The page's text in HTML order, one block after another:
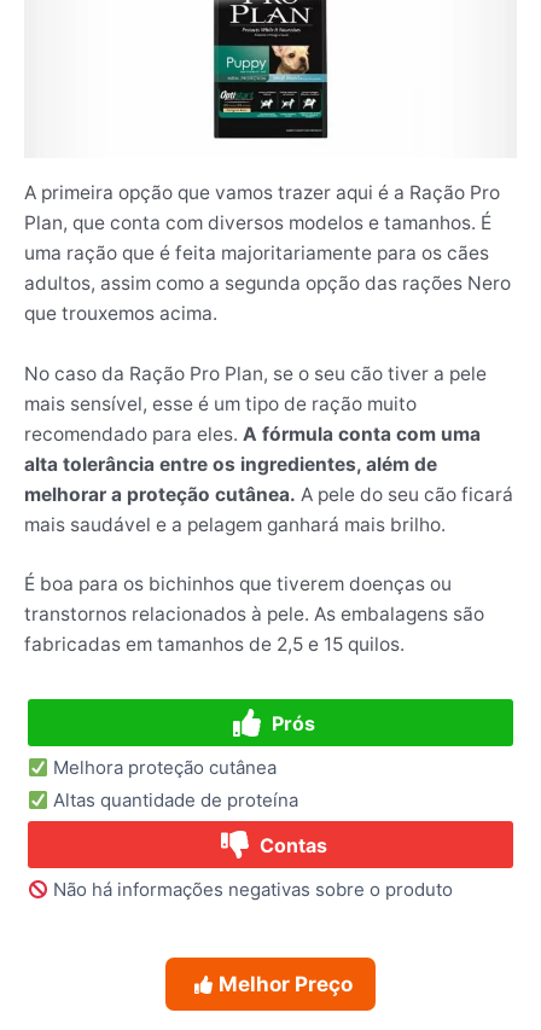
A primeira opção que vamos trazer aqui é a Ração Pro
Plan, que conta com diversos modelos e tamanhos. É
uma ração que é feita majoritariamente para os cães
adultos, assim como a segunda opção das rações Nero
que trouxemos acima.
No caso da Ração Pro Plan, se o seu cão tiver a pele
mais sensível, esse é um tipo de ração muito
recomendado para eles. A fórmula conta com uma
alta tolerância entre os ingredientes, além de
melhorar a proteção cutânea. A pele do seu cão ficará
mais saudável e a pelagem ganhará mais brilho.
É boa para os bichinhos que tiverem doenças ou
transtornos relacionados à pele. As embalagens são
fabricadas em tamanhos de 2,5 e 15 quilos.
Prós
Melhora proteção cutânea
Altas quantidade de proteína
Contas
Não há informações negativas sobre o produto
Melhor Preço